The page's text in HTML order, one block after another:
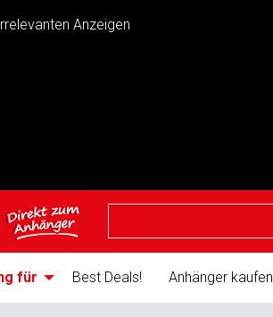
Anzeigen
für Best Deals! Anhänger kaufen